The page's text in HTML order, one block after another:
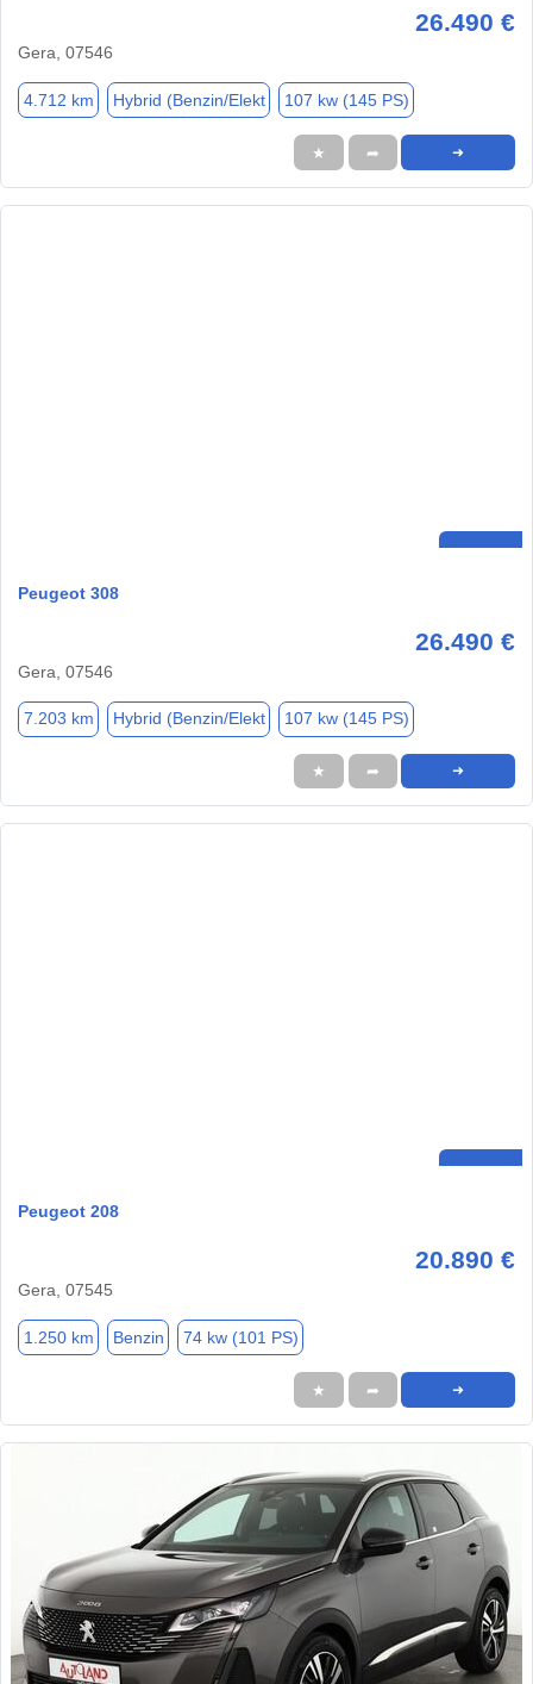
26.490 €
Gera, 07546
4.712 km Hybrid (Benzin/Elekt 107 kw (145 PS)
★ ➦ ➜
Peugeot 308
26.490 €
Gera, 07546
7.203 km Hybrid (Benzin/Elekt 107 kw (145 PS)
★ ➦ ➜
Peugeot 208
20.890 €
Gera, 07545
1.250 km Benzin 74 kw (101 PS)
★ ➦ ➜